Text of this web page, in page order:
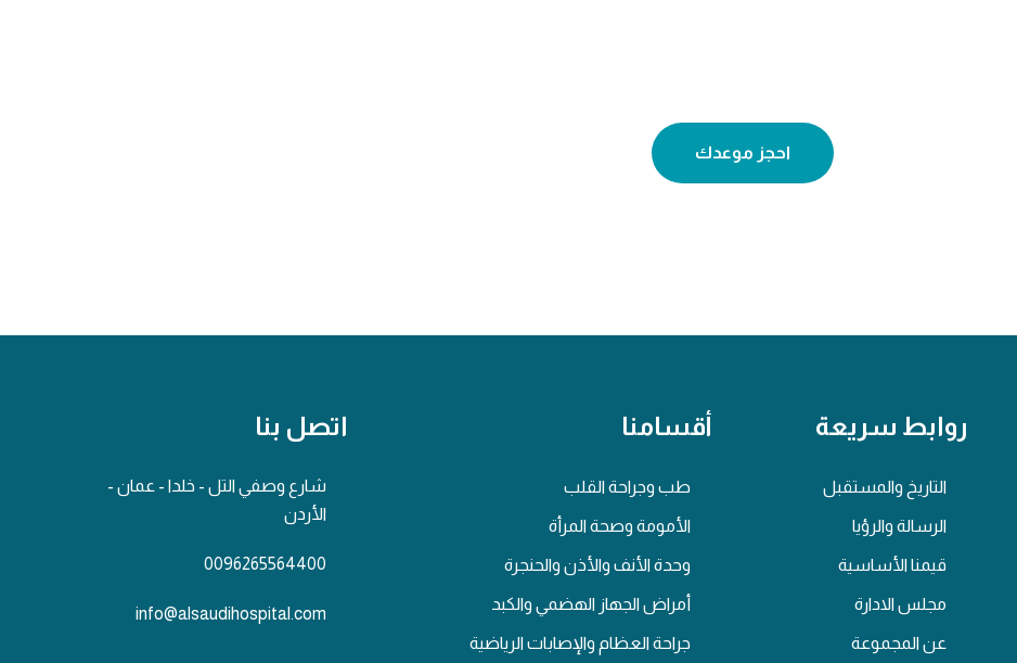
احجز موعدك
روابط سريعة
التاريخ والمستقبل
الرسالة والرؤيا
قيمنا الأساسية
مجلس الادارة
عن المجموعة
أقسامنا
طب وجراحة القلب
الأمومة وصحة المرأة
وحدة الأنف والأذن والحنجرة
أمراض الجهاز الهضمي والكبد
جراحة العظام والإصابات الرياضية
اتصل بنا
شارع وصفي التل - خلدا - عمان -
الأردن
0096265564400
info@alsaudihospital.com